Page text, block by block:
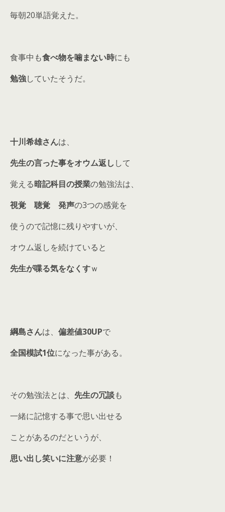
毎朝20単語覚えた。
食事中も食べ物を噛まない時にも
勉強していたそうだ。
十川希雄さんは、
先生の言った事をオウム返し して
覚える暗記科目の授業の勉強法は、
視覚 聴覚 発声の3つの感覚を
使うので記憶に残りやすいが、
オウム返しを続けていると
先生が喋る気をなくすｗ
綱島さんは、 偏差値30UPで
全国模試1位になった事がある。
その勉強法とは、 先生の冗談も
一緒に記憶する事で思い出せる
ことがあるのだというが、
思い出し笑いに注意が必要！